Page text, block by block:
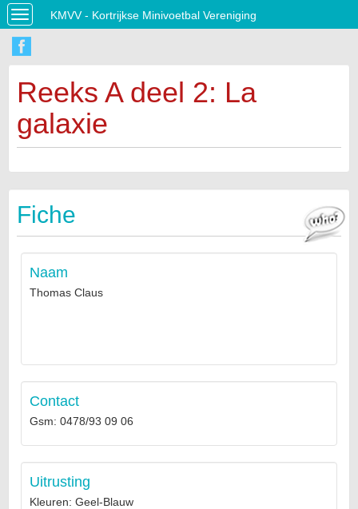
Toggle
navigation
KMVV - Kortrijkse Minivoetbal Vereniging
Reeks A deel 2: La
galaxie
Fiche
Naam
Thomas Claus
Contact
Gsm: 0478/93 09 06
Uitrusting
Kleuren: Geel-Blauw